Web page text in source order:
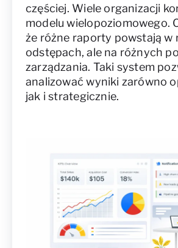
częściej. Wiele organizacji
modelu wielopoziomowego.
że różne raporty powstają w
odstępach, ale na różnych
zarządzania. Taki system
analizować wyniki zarówno
jak i strategicznie.